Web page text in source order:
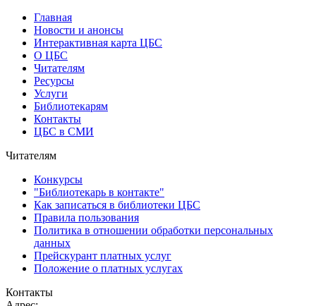
Главная
Новости и анонсы
Интерактивная карта ЦБС
О ЦБС
Читателям
Ресурсы
Услуги
Библиотекарям
Контакты
ЦБС в СМИ
Читателям
Конкурсы
"Библиотекарь в контакте"
Как записаться в библиотеки ЦБС
Правила пользования
Политика в отношении обработки персональных
данных
Прейскурант платных услуг
Положение о платных услугах
Контакты